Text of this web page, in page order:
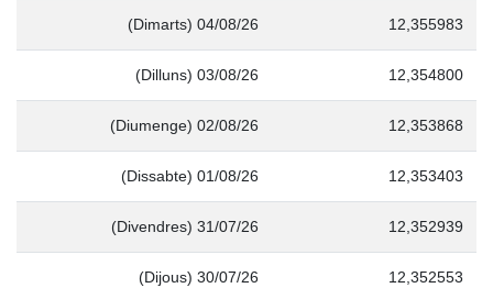
(Dimarts) 04/08/26 12,355983
(Dilluns) 03/08/26 12,354800
(Diumenge) 02/08/26 12,353868
(Dissabte) 01/08/26 12,353403
(Divendres) 31/07/26 12,352939
(Dijous) 30/07/26 12,352553